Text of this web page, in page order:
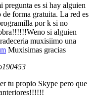
pregunta es si hay alguien
de forma gratuita. La red es
por k si no
si alguien
muxisiimo una
Muxisimas gracias
tu propio Skype pero que